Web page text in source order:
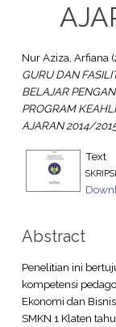
Nur Aziza, Arfiana
GURU DAN
BELAJAR
PROGRAM
AJARAN 2014/
Text
Abstract
Penelitian ini
kompetensi
Ekonomi dan
SMKN 1 Klaten